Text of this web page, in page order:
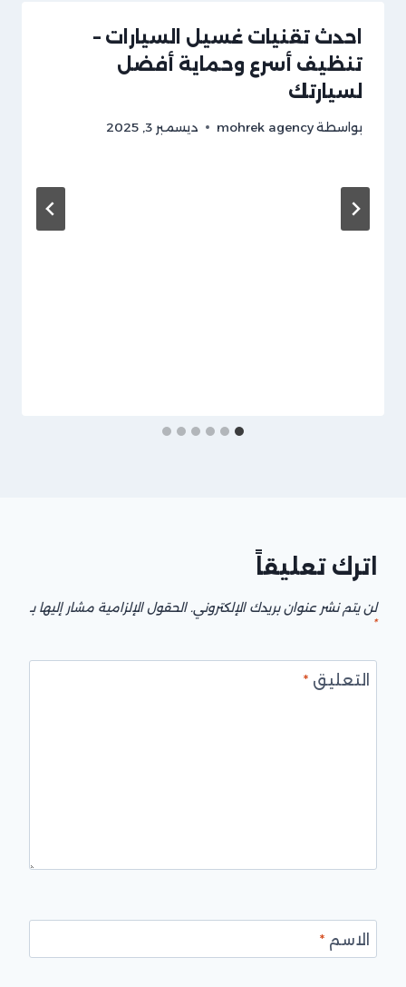
احدث تقنيات غسيل السيارات –
تنظيف أسرع وحماية أفضل
لسيارتك
بواسطةmohrek agency ديسمبر 3, 2025
اترك تعليقاً
لن يتم نشر عنوان بريدك الإلكتروني. الحقول الإلزامية مشار إليها بـ
*
التعليق*
الاسم*